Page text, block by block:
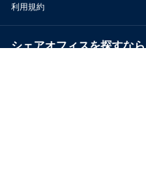
利用規約
シェアオフィスを探すなら